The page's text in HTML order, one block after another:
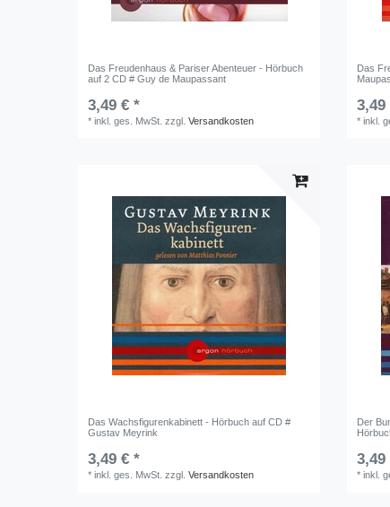
Das Freudenhaus & Pariser Abenteuer - Hörbuch
auf 2 CD # Guy de Maupassant
3,49 € *
*inkl. ges. MwSt. zzgl.Versandkosten
Das
3,49
*inkl.
Das Wachsfigurenkabinett - Hörbuch auf CD #
Gustav Meyrink
3,49 € *
*inkl. ges. MwSt. zzgl.Versandkosten
Der
3,49
*inkl.